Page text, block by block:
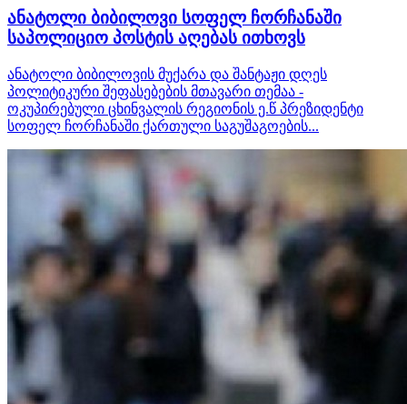
ანატოლი ბიბილოვი სოფელ ჩორჩანაში
საპოლიციო პოსტის აღებას ითხოვს
ანატოლი ბიბილოვის მუქარა და შანტაჟი დღეს
პოლიტიკური შეფასებების მთავარი თემაა -
ოკუპირებული ცხინვალის რეგიონის ე.წ პრეზიდენტი
სოფელ ჩორჩანაში ქართული საგუშაგოების...